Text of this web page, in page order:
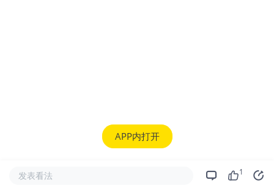
APP内打开
发表看法 1